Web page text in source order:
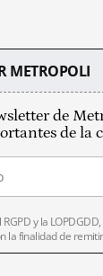
METROPOLI
de
de la
y la
la finalidad de